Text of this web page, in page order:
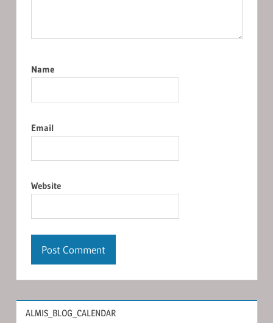
Name
Email
Website
ALMIS_BLOG_CALENDAR